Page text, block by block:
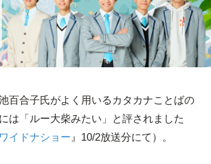
百合子氏がよく用いるカタカナことばの
は「ルー大柴みたい」と評されました
ワイドナショー 』10/2放送分にて）。